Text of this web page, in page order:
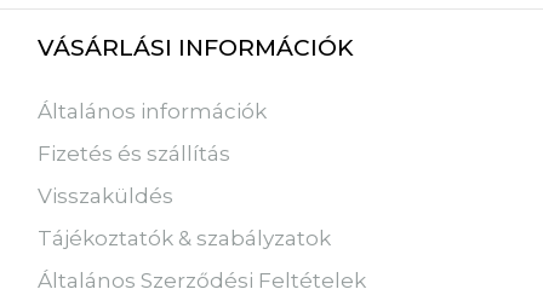
VÁSÁRLÁSI INFORMÁCIÓK
Általános információk
Fizetés és szállítás
Visszaküldés
Tájékoztatók & szabályzatok
Általános Szerződési Feltételek